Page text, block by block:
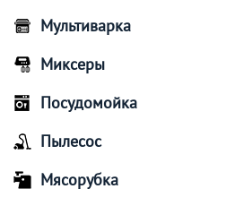
Мультиварка
Миксеры
Посудомойка
Пылесос
Мясорубка